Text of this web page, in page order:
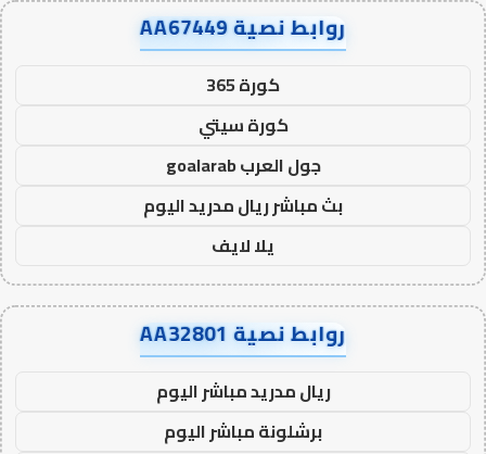
روابط نصية AA67449
كورة 365
كورة سيتي
جول العرب goalarab
بث مباشر ريال مدريد اليوم
يلا لايف
روابط نصية AA32801
ريال مدريد مباشر اليوم
برشلونة مباشر اليوم